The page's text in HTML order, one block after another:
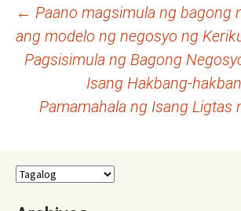
Post
navigation
← Paano magsimula ng bagong
ang modelo ng negosyo ng
Pagsisimula ng Bagong
Isang Hakbang-
Pamamahala ng Isang Ligtas